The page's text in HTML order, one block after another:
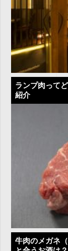
ランプ肉って
紹介
牛肉のメガネ